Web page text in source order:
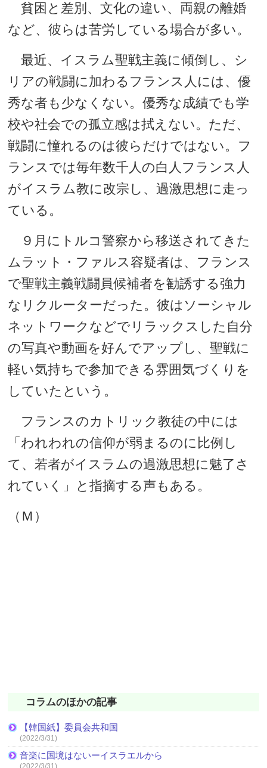
貧困と差別、文化の違い、両親の離婚
など、彼らは苦労している場合が多い。
最近、イスラム聖戦主義に傾倒し、シ
リアの戦闘に加わるフランス人には、優
秀な者も少なくない。優秀な成績でも学
校や社会での孤立感は拭えない。ただ、
戦闘に憧れるのは彼らだけではない。フ
ランスでは毎年数千人の白人フランス人
がイスラム教に改宗し、過激思想に走っ
ている。
９月にトルコ警察から移送されてきた
ムラット・ファルス容疑者は、フランス
で聖戦主義戦闘員候補者を勧誘する強力
なリクルーターだった。彼はソーシャル
ネットワークなどでリラックスした自分
の写真や動画を好んでアップし、聖戦に
軽い気持ちで参加できる雰囲気づくりを
していたという。
フランスのカトリック教徒の中には
「われわれの信仰が弱まるのに比例し
て、若者がイスラムの過激思想に魅了さ
れていく」と指摘する声もある。
（Ｍ）
コラムのほかの記事
【韓国紙】委員会共和国
(2022/3/31)
音楽に国境はないーイスラエルから
(2022/3/31)